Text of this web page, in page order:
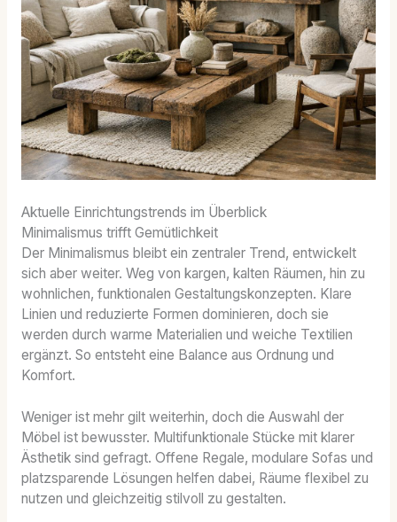
Aktuelle Einrichtungstrends im Überblick
Minimalismus trifft Gemütlichkeit
Der Minimalismus bleibt ein zentraler Trend, entwickelt
sich aber weiter. Weg von kargen, kalten Räumen, hin zu
wohnlichen, funktionalen Gestaltungskonzepten. Klare
Linien und reduzierte Formen dominieren, doch sie
werden durch warme Materialien und weiche Textilien
ergänzt. So entsteht eine Balance aus Ordnung und
Komfort.
Weniger ist mehr gilt weiterhin, doch die Auswahl der
Möbel ist bewusster. Multifunktionale Stücke mit klarer
Ästhetik sind gefragt. Offene Regale, modulare Sofas und
platzsparende Lösungen helfen dabei, Räume flexibel zu
nutzen und gleichzeitig stilvoll zu gestalten.